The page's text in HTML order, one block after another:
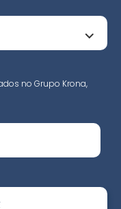
no Grupo Krona,